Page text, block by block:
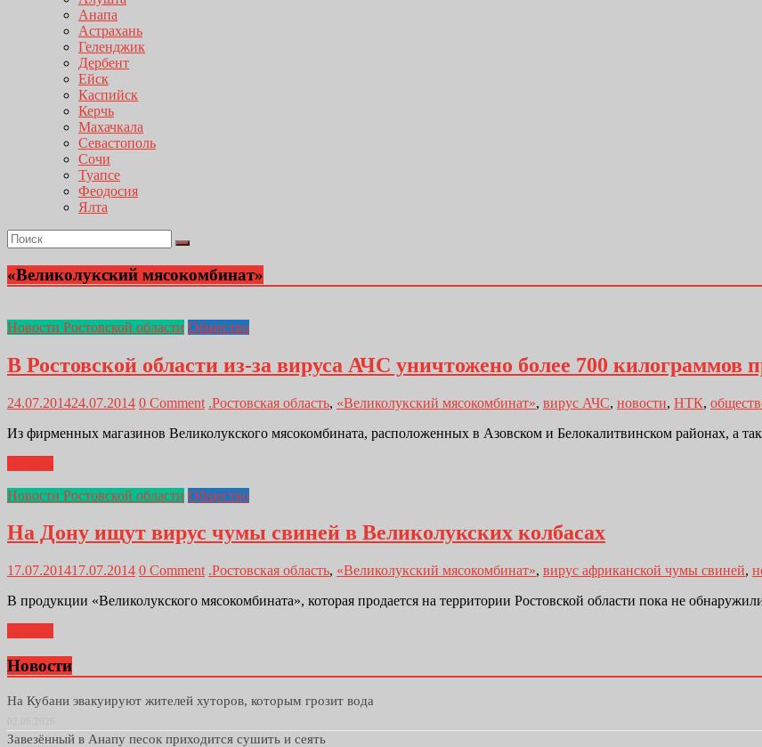
Анапа
Астрахань
Геленджик
Дербент
Ейск
Каспийск
Керчь
Махачкала
Севастополь
Сочи
Туапсе
Феодосия
Ялта
«Великолукский мясокомбинат»
Новости Ростовской области Общество
В Ростовской области из-за вируса АЧС уничтожено более 700 килограммов
24.07.201424.07.2014 0 Comment .Ростовская область, «Великолукский мясокомбинат», вирус АЧС, новости, НТК,
Из фирменных магазинов Великолукского мясокомбината, расположенных в Азовском и Белокалитвинском районах, а
Новости Ростовской области Общество
На Дону ищут вирус чумы свиней в Великолукских колбасах
17.07.201417.07.2014 0 Comment .Ростовская область, «Великолукский мясокомбинат», вирус африканской чумы свиней,
В продукции «Великолукского мясокомбината», которая продается на территории Ростовской области пока не
Новости
На Кубани эвакуируют жителей хуторов, которым грозит вода
Завезённый в Анапу песок приходится сушить и сеять